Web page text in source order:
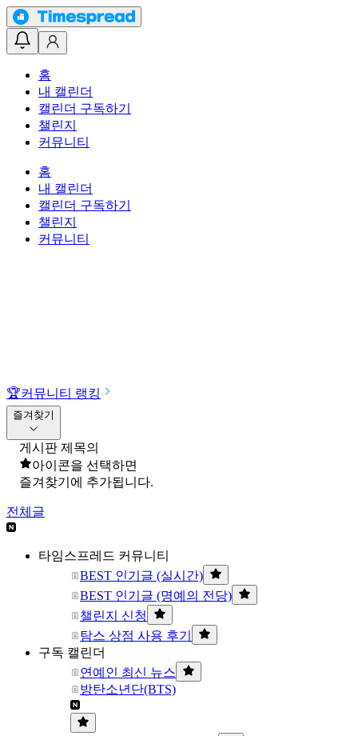
홈
내 캘린더
캘린더 구독하기
챌린지
커뮤니티
홈
내 캘린더
캘린더 구독하기
챌린지
커뮤니티
🏆커뮤니티 랭킹
즐겨찾기
게시판 제목의
아이콘을 선택하면
즐겨찾기에 추가됩니다.
전체글
타임스프레드 커뮤니티
BEST 인기글 (실시간)
BEST 인기글 (명예의 전당)
챌린지 신청
탐스 상점 사용 후기
구독 캘린더
연예인 최신 뉴스
방탄소년단(BTS)